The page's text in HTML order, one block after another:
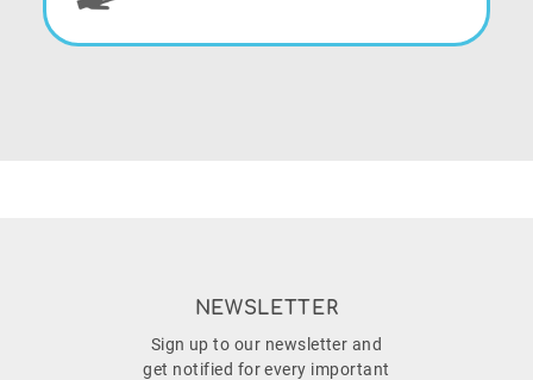
NEWSLETTER
Sign up to our newsletter and
get notified for every important